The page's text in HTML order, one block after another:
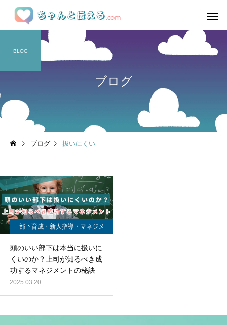
ブログ
BLOG
ブログ 扱いにくい
部下育成・新人指導・マネジメ
頭のいい部下は本当に扱いに
くいのか？上司が知るべき成
功するマネジメントの秘訣
2025.03.20